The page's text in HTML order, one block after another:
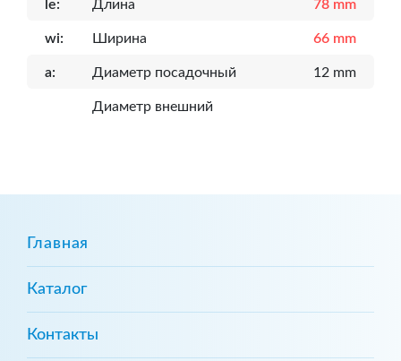
le: Длина 78 mm
wi: Ширина 66 mm
a: Диаметр посадочный 12 mm
Диаметр внешний
Главная
Каталог
Контакты